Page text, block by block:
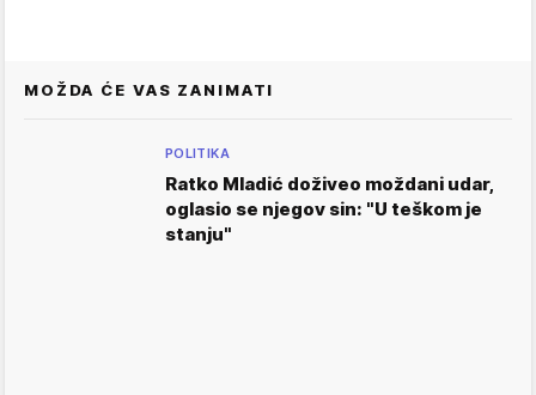
MOŽDA ĆE VAS ZANIMATI
POLITIKA
Ratko Mladić doživeo moždani udar,
oglasio se njegov sin: "U teškom je
stanju"